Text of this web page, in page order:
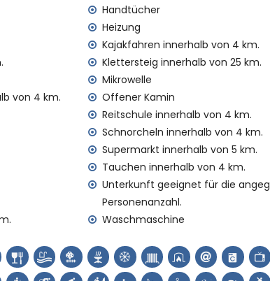
und Bügelbrett
gegen Aufpreis
(auf Anfrage)
für Ihren Urlaub in Benitachell, Costa
vom Haus)
Benitachell, Costa Blanca
Histórico, Benitachell), historische Stätte
5 Kilometern von der Unterkunft)
Kirche (Parroquia de Santa Mª Magdalena,
Ruine (Torre del Cap d'Or) und Denkmal (Castell de
von der Unterkunft)
Handtücher
Heizung
Kajakfahren innerhalb von 4 km.
Klettersteig innerhalb von 25 km.
Mikrowelle
von 4 km.
Offener Kamin
Reitschule innerhalb von 4 km.
Schnorcheln innerhalb von 4 km.
Supermarkt innerhalb von 5 km.
Tauchen innerhalb von 4 km.
Unterkunft geeignet für die
Personenanzahl.
Waschmaschine